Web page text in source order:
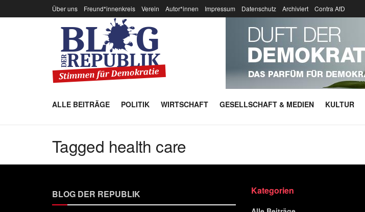
Über uns Freund*innenkreis Verein Autor*innen Impressum Datenschutz Archiviert Contra AfD
ALLE BEITRÄGE POLITIK WIRTSCHAFT GESELLSCHAFT & MEDIEN KULTUR
Tagged health care
BLOG DER REPUBLIK Kategorien